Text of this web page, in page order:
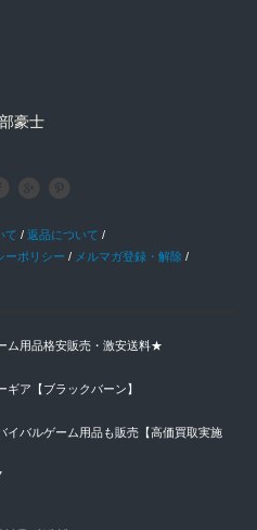
豪士
て / 返品について /
ーポリシー / メルマガ登録・解除 /
ム用品格安販売・激安送料★
ア【ブラックバーン】
イバルゲーム用品も販売【高価買取実施